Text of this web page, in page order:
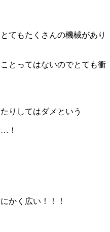
てもたくさんの機械があり
とってはないのでとても衝
りしてはダメという
！
かく広い！！！